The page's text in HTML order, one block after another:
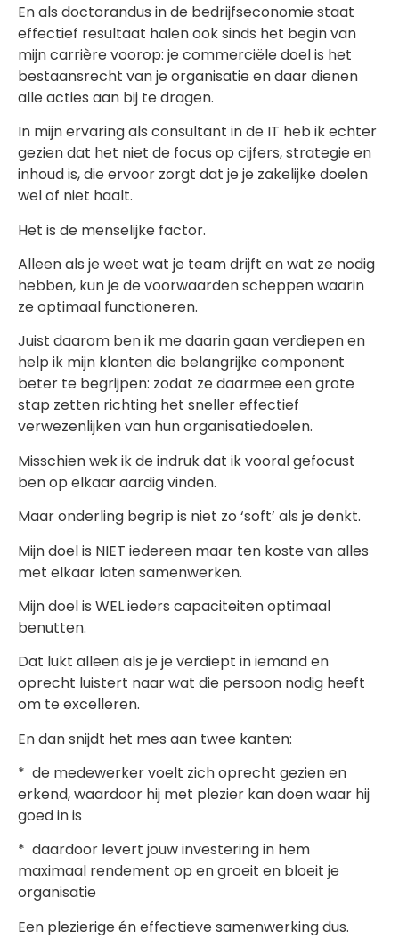
En als doctorandus in de bedrijfseconomie staat
effectief resultaat halen ook sinds het begin van
mijn carrière voorop: je commerciële doel is het
bestaansrecht van je organisatie en daar dienen
alle acties aan bij te dragen.
In mijn ervaring als consultant in de IT heb ik echter
gezien dat het niet de focus op cijfers, strategie en
inhoud is, die ervoor zorgt dat je je zakelijke doelen
wel of niet haalt.
Het is de menselijke factor.
Alleen als je weet wat je team drijft en wat ze nodig
hebben, kun je de voorwaarden scheppen waarin
ze optimaal functioneren.
Juist daarom ben ik me daarin gaan verdiepen en
help ik mijn klanten die belangrijke component
beter te begrijpen: zodat ze daarmee een grote
stap zetten richting het sneller effectief
verwezenlijken van hun organisatiedoelen.
Misschien wek ik de indruk dat ik vooral gefocust
ben op elkaar aardig vinden.
Maar onderling begrip is niet zo ‘soft’ als je denkt.
Mijn doel is NIET iedereen maar ten koste van alles
met elkaar laten samenwerken.
Mijn doel is WEL ieders capaciteiten optimaal
benutten.
Dat lukt alleen als je je verdiept in iemand en
oprecht luistert naar wat die persoon nodig heeft
om te excelleren.
En dan snijdt het mes aan twee kanten:
* de medewerker voelt zich oprecht gezien en
erkend, waardoor hij met plezier kan doen waar hij
goed in is
* daardoor levert jouw investering in hem
maximaal rendement op en groeit en bloeit je
organisatie
Een plezierige én effectieve samenwerking dus.